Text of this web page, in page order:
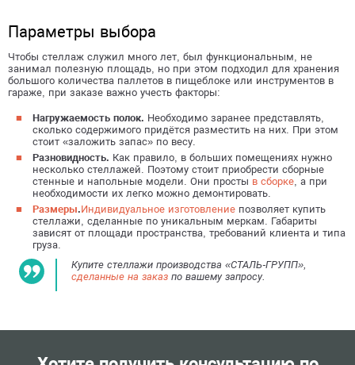
Параметры выбора
Чтобы стеллаж служил много лет, был функциональным, не
занимал полезную площадь, но при этом подходил для хранения
большого количества паллетов в пищеблоке или инструментов в
гараже, при заказе важно учесть факторы:
Нагружаемость полок. Необходимо заранее представлять,
сколько содержимого придётся разместить на них. При этом
стоит «заложить запас» по весу.
Разновидность. Как правило, в больших помещениях нужно
несколько стеллажей. Поэтому стоит приобрести сборные
стенные и напольные модели. Они просты в сборке, а при
необходимости их легко можно демонтировать.
Размеры.Индивидуальное изготовление позволяет купить
стеллажи, сделанные по уникальным меркам. Габариты
зависят от площади пространства, требований клиента и типа
груза.
Купите стеллажи производства «СТАЛЬ-ГРУПП»,
сделанные на заказ по вашему запросу.